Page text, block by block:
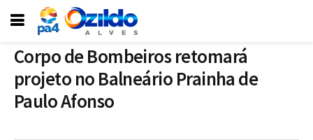
Corpo de Bombeiros retomará
projeto no Balneário Prainha de
Paulo Afonso